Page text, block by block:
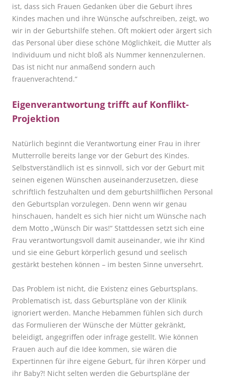
ist, dass sich Frauen Gedanken über die Geburt ihres
Kindes machen und ihre Wünsche aufschreiben, zeigt, wo
wir in der Geburtshilfe stehen. Oft mokiert oder ärgert sich
das Personal über diese schöne Möglichkeit, die Mutter als
Individuum und nicht bloß als Nummer kennenzulernen.
Das ist nicht nur anmaßend sondern auch
frauenverachtend.“
Eigenverantwortung trifft auf Konflikt-
Projektion
Natürlich beginnt die Verantwortung einer Frau in ihrer
Mutterrolle bereits lange vor der Geburt des Kindes.
Selbstverständlich ist es sinnvoll, sich vor der Geburt mit
seinen eigenen Wünschen auseinanderzusetzen, diese
schriftlich festzuhalten und dem geburtshilflichen Personal
den Geburtsplan vorzulegen. Denn wenn wir genau
hinschauen, handelt es sich hier nicht um Wünsche nach
dem Motto „Wünsch Dir was!“ Stattdessen setzt sich eine
Frau verantwortungsvoll damit auseinander, wie ihr Kind
und sie eine Geburt körperlich gesund und seelisch
gestärkt bestehen können – im besten Sinne unversehrt.
Das Problem ist nicht, die Existenz eines Geburtsplans.
Problematisch ist, dass Geburtspläne von der Klinik
ignoriert werden. Manche Hebammen fühlen sich durch
das Formulieren der Wünsche der Mütter gekränkt,
beleidigt, angegriffen oder infrage gestellt. Wie können
Frauen auch auf die Idee kommen, sie wären die
Expertinnen für ihre eigene Geburt, für ihren Körper und
ihr Baby?! Nicht selten werden die Geburtspläne der